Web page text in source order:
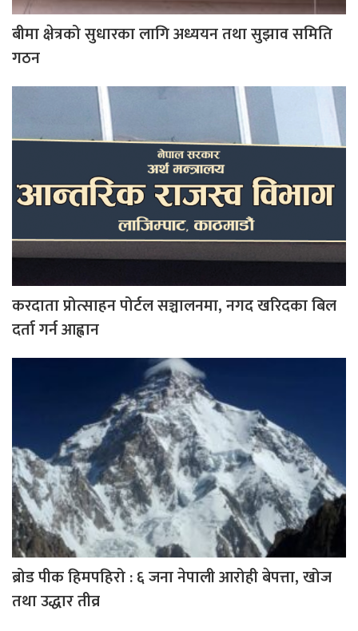
बीमा क्षेत्रको सुधारका लागि अध्ययन तथा सुझाव समिति
गठन
करदाता प्रोत्साहन पोर्टल सञ्चालनमा, नगद खरिदका बिल
दर्ता गर्न आह्वान
ब्रोड पीक हिमपहिरो : ६ जना नेपाली आरोही बेपत्ता, खोज
तथा उद्धार तीव्र